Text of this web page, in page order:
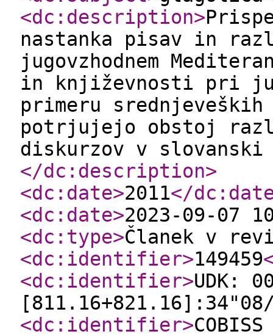
<dc:description>
nastanka pisav in
jugovzhodnem
in književnosti pri
primeru
potrjujejo obstoj
diskurzov v
</dc:description>
<dc:date>2011</
<dc:date>2023-09-07
<dc:type>Članek v
<dc:identifier>149459
<dc:identifier>UDK:
<dc:identifier>